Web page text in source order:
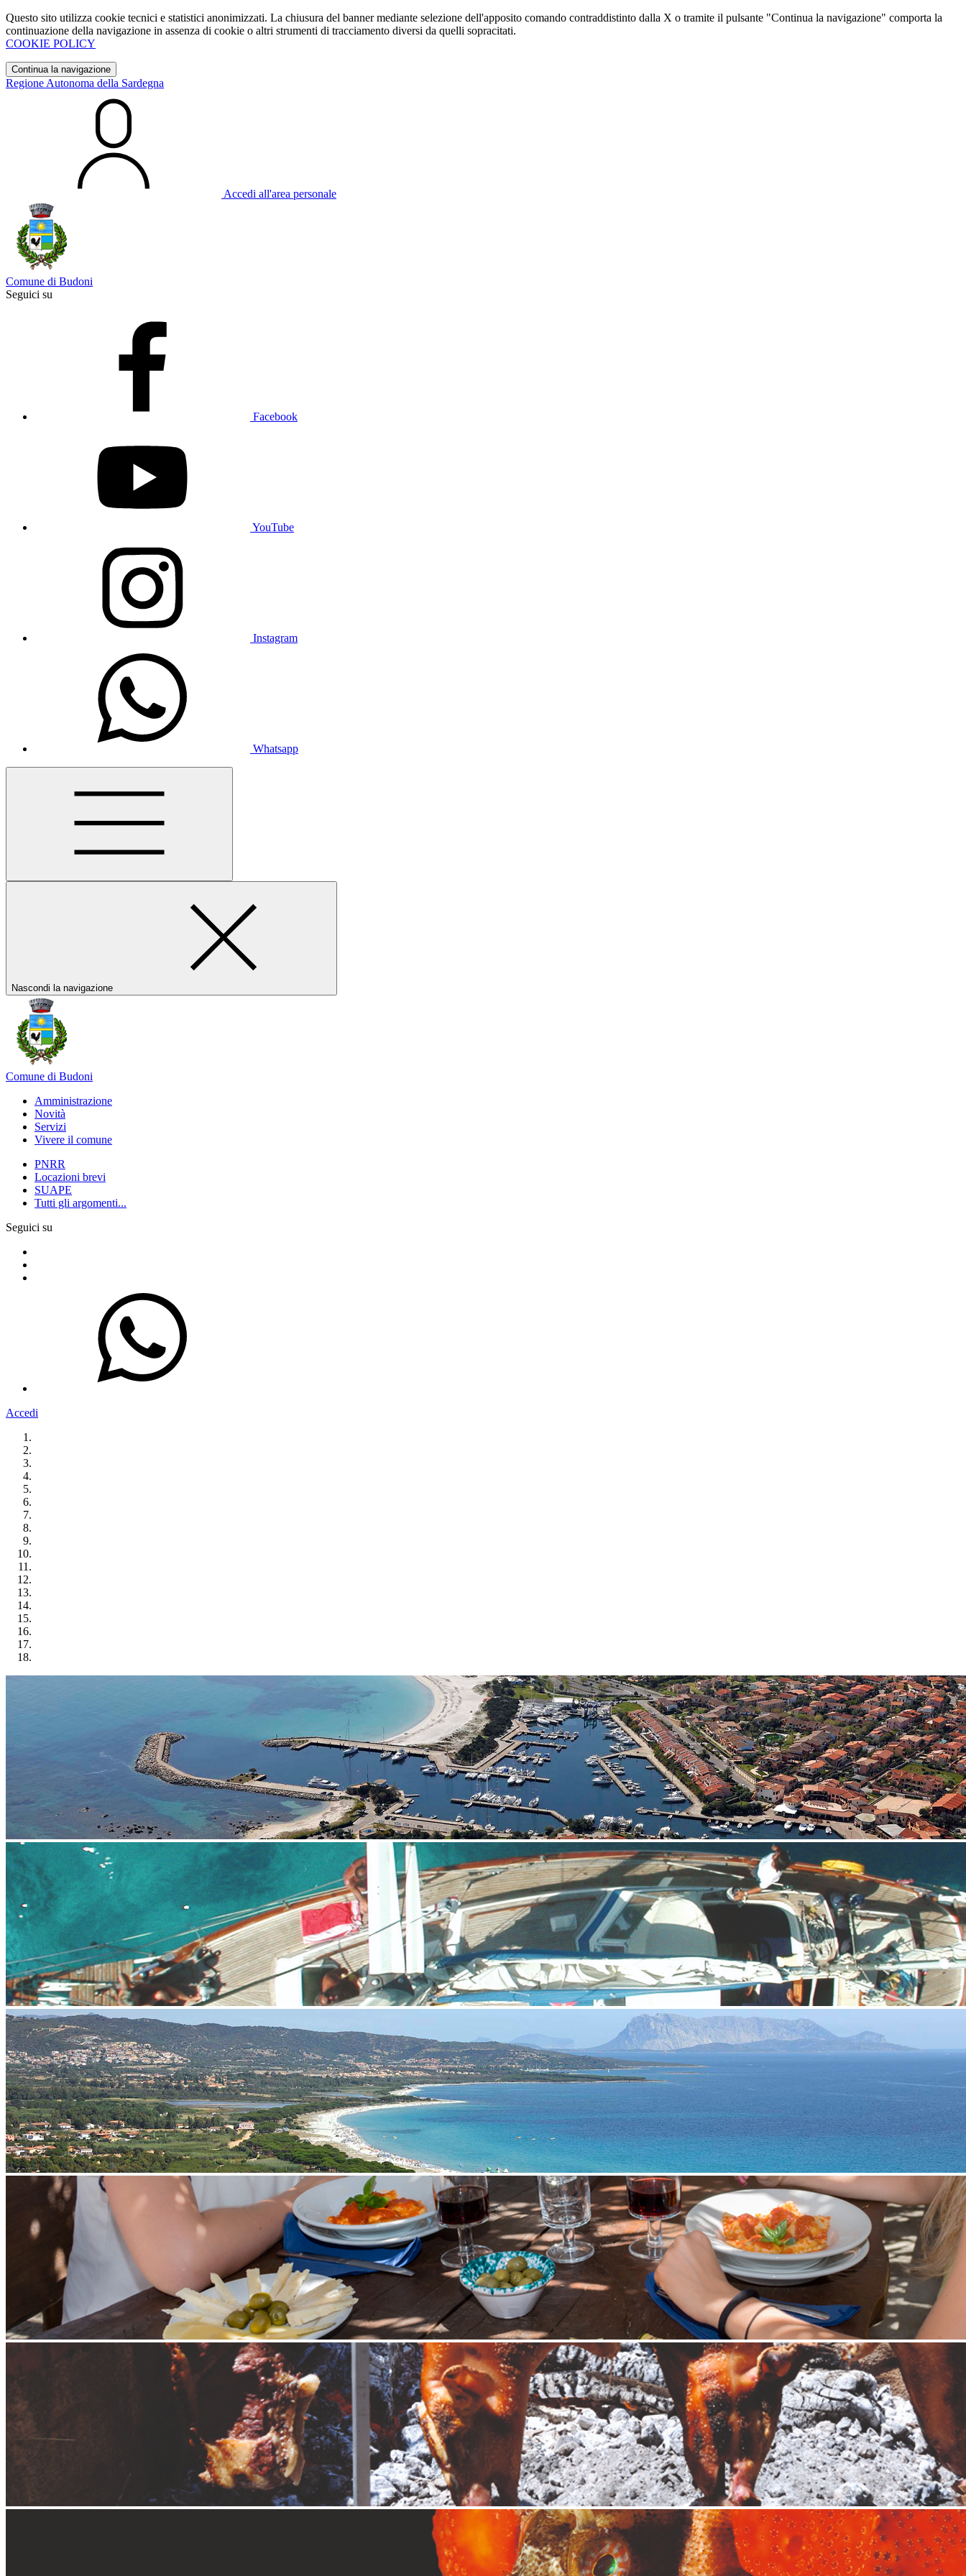
Questo sito utilizza cookie tecnici e statistici anonimizzati. La chiusura del banner mediante selezione dell'apposito comando contraddistinto dalla X o tramite il pulsante "Continua la navigazione" comporta la
continuazione della navigazione in assenza di cookie o altri strumenti di tracciamento diversi da quelli sopracitati.
COOKIE POLICY
Continua la navigazione
Regione Autonoma della Sardegna
Accedi all'area personale
Comune di Budoni
Seguici su
Facebook
YouTube
Instagram
Whatsapp
Nascondi la navigazione
Comune di Budoni
Amministrazione
Novità
Servizi
Vivere il comune
PNRR
Locazioni brevi
SUAPE
Tutti gli argomenti...
Seguici su
Accedi
Homepage